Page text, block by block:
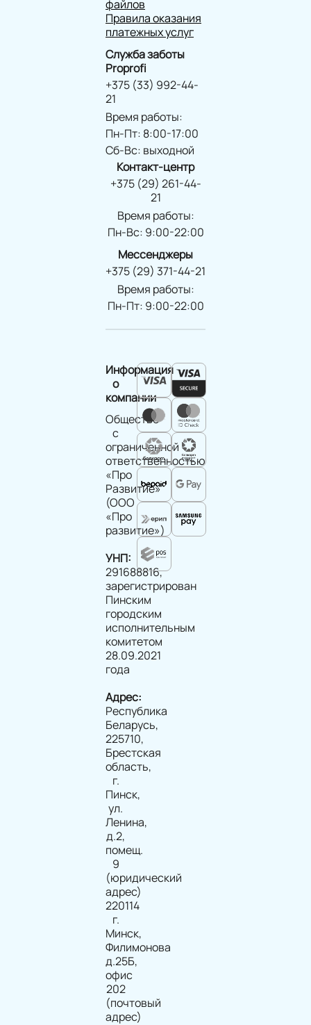
файлов
Правила оказания
платежных услуг
Служба заботы
Proprofi
+375 (33) 992-44-
21
Время работы:
Пн-Пт: 8:00-17:00
Сб-Вс: выходной
Контакт-центр
+375 (29) 261-44-
21
Время работы:
Пн-Вс: 9:00-22:00
Мессенджеры
+375 (29) 371-44-21
Время работы:
Пн-Пт: 9:00-22:00
Информация
о
компании
Общество
с
ограниченной
ответственностью
«Про
Развитие»
(ООО
«Про
развитие»)
УНП:
291688816,
зарегистрирован
Пинским
городским
исполнительным
комитетом
28.09.2021
года
Адрес:
Республика
Беларусь,
225710,
Брестская
область,
г.
Пинск,
ул.
Ленина,
д.2,
помещ.
9
(юридический
адрес)
220114
г.
Минск,
Филимонова
д.25Б,
офис
202
(почтовый
адрес)